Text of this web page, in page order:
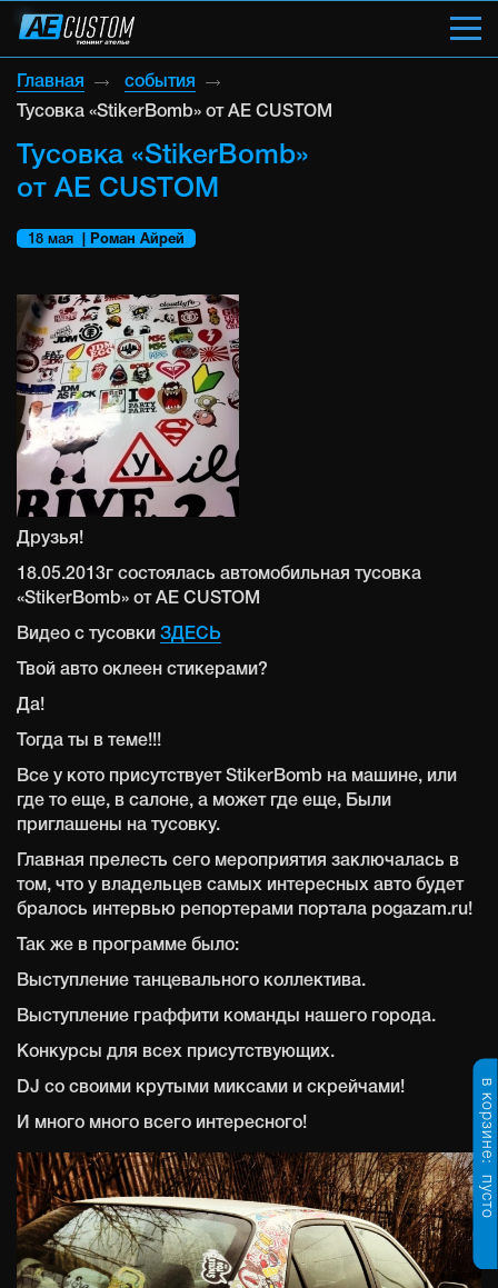
в корзине:
пусто
Главная
события
Тусовка «StikerBomb» от AE CUSTOM
Тусовка «StikerBomb»
от AE CUSTOM
18 мая | Роман Айрей
Друзья!
18.05.2013г состоялась автомобильная тусовка
«StikerBomb» от AE CUSTOM
Видео с тусовки ЗДЕСЬ
Твой авто оклеен стикерами?
Да!
Тогда ты в теме!!!
Все у кото присутствует StikerBomb на машине, или
где то еще, в салоне, а может где еще, Были
приглашены на тусовку.
Главная прелесть сего мероприятия заключалась в
том, что у владельцев самых интересных авто будет
бралось интервью репортерами портала pogazam.ru!
Так же в программе было:
Выступление танцевального коллектива.
Выступление граффити команды нашего города.
Конкурсы для всех присутствующих.
DJ со своими крутыми миксами и скрейчами!
И много много всего интересного!